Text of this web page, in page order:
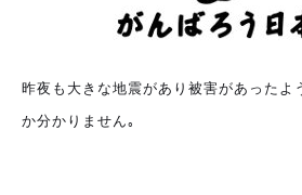
採用情報
昨夜も大きな地震があり被害があったよ
か分かりません｡